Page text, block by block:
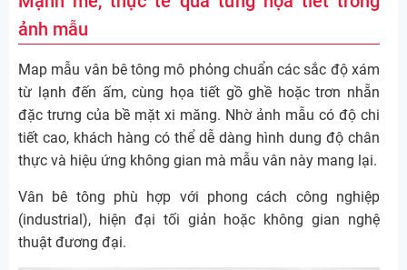
ảnh mẫu
Map mẫu vân bê tông mô phỏng chuẩn các sắc độ xám
từ lạnh đến ấm, cùng họa tiết gồ ghề hoặc trơn nhẵn
đặc trưng của bề mặt xi măng. Nhờ ảnh mẫu có độ chi
tiết cao, khách hàng có thể dễ dàng hình dung độ chân
thực và hiệu ứng không gian mà mẫu vân này mang lại.
Vân bê tông phù hợp với phong cách công nghiệp
(industrial), hiện đại tối giản hoặc không gian nghệ
thuật đương đại.